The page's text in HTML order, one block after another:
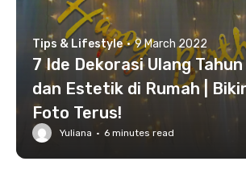
Tips & Lifestyle · 9 March 2022
7 Ide Dekorasi Ulang
dan Estetik di Rumah |
Foto Terus!
Yuliana · 6 minutes read